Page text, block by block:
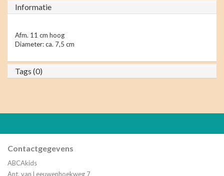
Informatie
Afm. 11 cm hoog
Diameter: ca. 7,5 cm
Tags (0)
Contactgegevens
ABCAkids
Ant. van Leeuwenhoekweg 7